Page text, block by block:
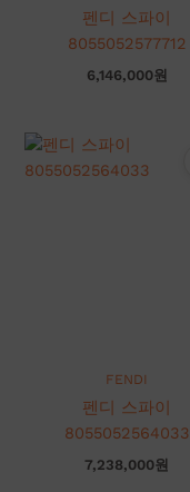
펜디 스파이
8055052577712
6,146,000원
FENDI
펜디 스파이
8055052564033
7,238,000원